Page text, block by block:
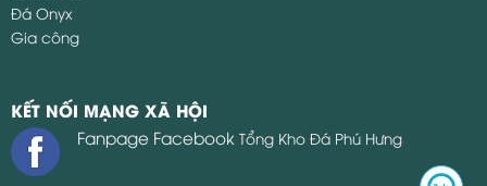
Đá Onyx
Gia công
KẾT NỐI MẠNG XÃ HỘI
Fanpage Facebook Tổng Kho Đá Phú Hưng